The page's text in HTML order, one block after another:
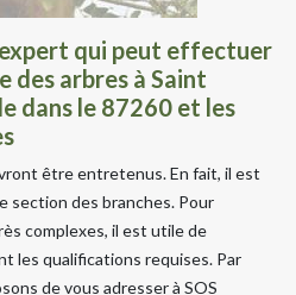
expert qui peut effectuer
des arbres à Saint
dans le 87260 et les
être entretenus. En fait, il est
section des branches. Pour
complexes, il est utile de
les qualifications requises. Par
de vous adresser à SOS